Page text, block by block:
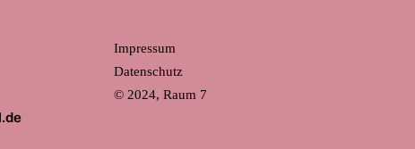
Impressum
Datenschutz
© 2024, Raum 7